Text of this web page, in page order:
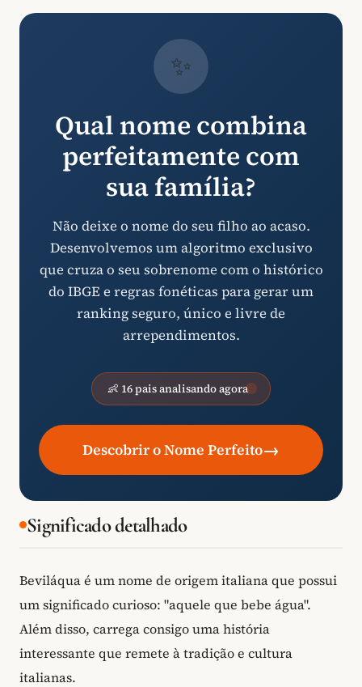
✨
Qual nome combina
perfeitamente com
sua família?
Não deixe o nome do seu filho ao acaso.
Desenvolvemos um algoritmo exclusivo
que cruza o seu sobrenome com o histórico
do IBGE e regras fonéticas para gerar um
ranking seguro, único e livre de
arrependimentos.
👶 16 pais analisando agora
Descobrir o Nome Perfeito→
Significado detalhado
Beviláqua é um nome de origem italiana que possui
um significado curioso: "aquele que bebe água".
Além disso, carrega consigo uma história
interessante que remete à tradição e cultura
italianas.